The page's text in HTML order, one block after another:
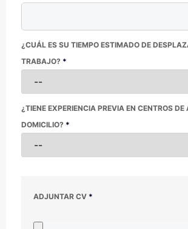
¿CUÁL ES SU TIEMPO ESTIMADO DE
TRABAJO? *
¿TIENE EXPERIENCIA PREVIA EN CENTROS
DOMICILIO? *
ADJUNTAR CV *